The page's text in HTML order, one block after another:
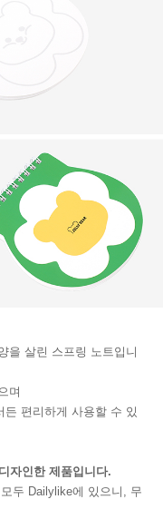
을 살린 스프링 노트입니
며
편리하게 사용할 수 있
자인한 제품입니다.
두 Dailylike에 있으니, 무